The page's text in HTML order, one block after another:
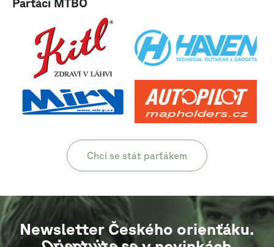
Parťáci MTBO
Chci se stát parťákem
Newsletter Českého orienťáku.